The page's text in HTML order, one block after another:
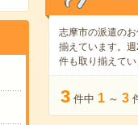
志摩市の派遣のお
揃えています。週
件も取り揃えてい
3 件中 1 ～ 3